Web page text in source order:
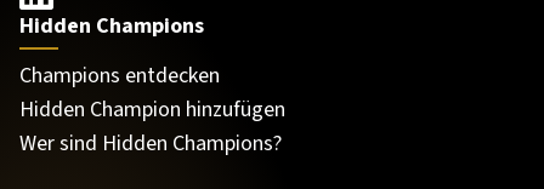
Hidden Champions
Champions entdecken
Hidden Champion hinzufügen
Wer sind Hidden Champions?